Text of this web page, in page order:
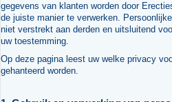
gegevens van klanten worden door
de juiste manier te verwerken.
niet verstrekt aan derden en uitsluitend
uw toestemming.
Op deze pagina leest uw welke privacy
gehanteerd worden.